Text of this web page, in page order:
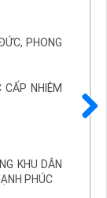
PHONG
NHIỆM
KHU DÂN
PHÚC